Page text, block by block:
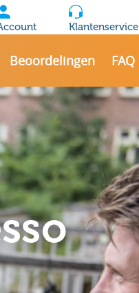
Klantenservice
Beoordelingen FAQ